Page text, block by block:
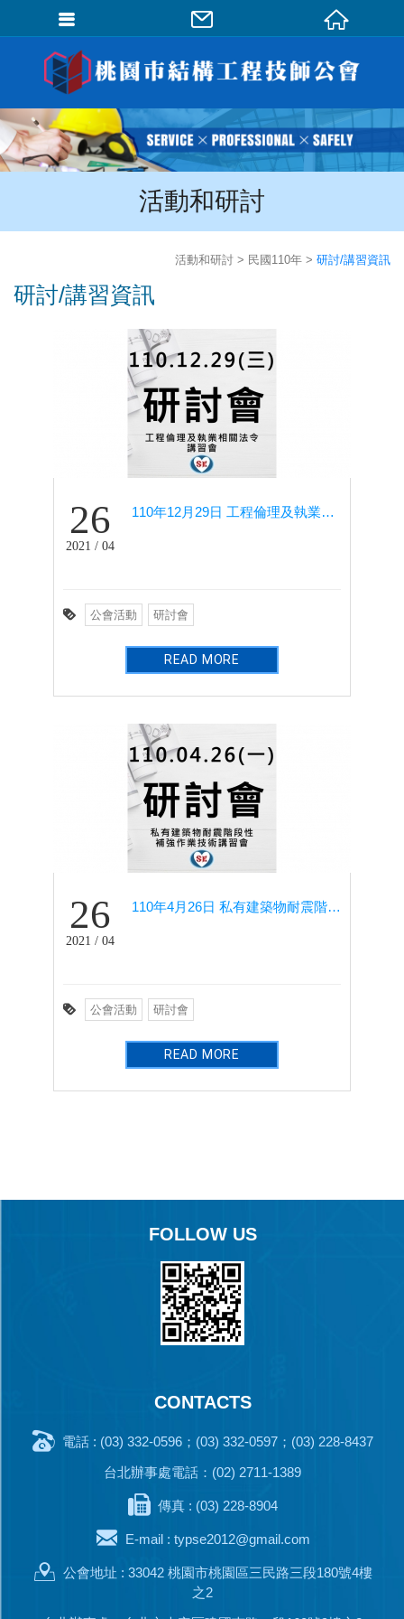
活動和研討
活動和研討 民國110年 研討/講習資訊
研討/講習資訊
26
2021 / 04
110年12月29日 工程倫理及執業相關法令講習會
公會活動 研討會
READ MORE
26
2021 / 04
110年4月26日 私有建築物耐震階段性補強作業技術講習會－國震中心共同協辦
公會活動 研討會
READ MORE
FOLLOW US
CONTACTS
電話 : (03) 332-0596；(03) 332-0597；(03) 228-8437
台北辦事處電話：(02) 2711-1389
傳真 : (03) 228-8904
E-mail : typse2012@gmail.com
公會地址 : 33042 桃園市桃園區三民路三段180號4樓
之2
加入會員
忘記密碼
密碼修改
填寫匯款通知